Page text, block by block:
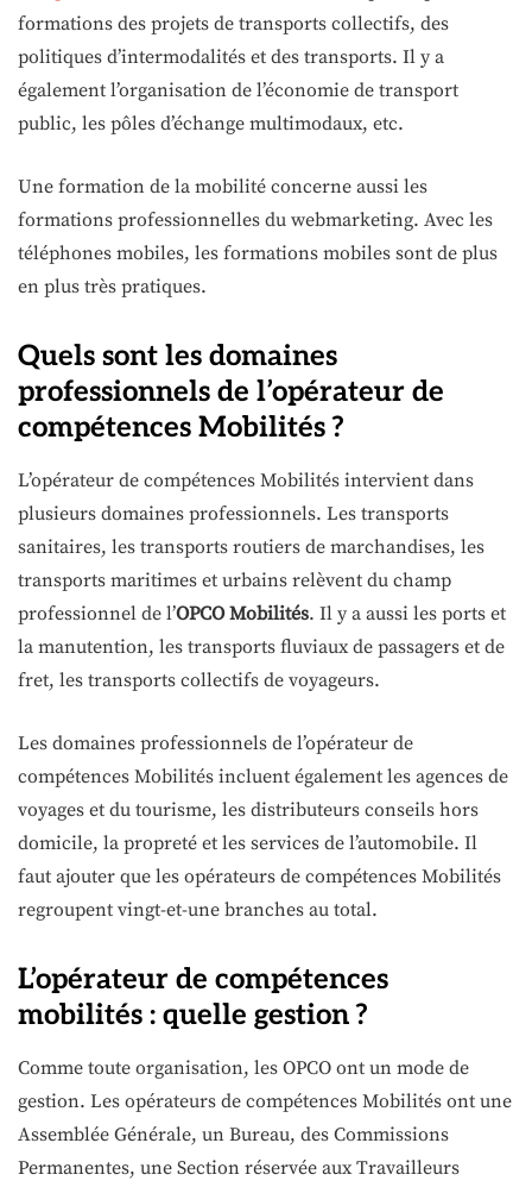
formations des projets de transports collectifs, des
politiques d’intermodalités et des transports. Il y a
également l’organisation de l’économie de transport
public, les pôles d’échange multimodaux, etc.
Une formation de la mobilité concerne aussi les
formations professionnelles du webmarketing. Avec les
téléphones mobiles, les formations mobiles sont de plus
en plus très pratiques.
Quels sont les domaines
professionnels de l’opérateur de
compétences Mobilités ?
L’opérateur de compétences Mobilités intervient dans
plusieurs domaines professionnels. Les transports
sanitaires, les transports routiers de marchandises, les
transports maritimes et urbains relèvent du champ
professionnel de l’OPCO Mobilités. Il y a aussi les ports et
la manutention, les transports fluviaux de passagers et de
fret, les transports collectifs de voyageurs.
Les domaines professionnels de l’opérateur de
compétences Mobilités incluent également les agences de
voyages et du tourisme, les distributeurs conseils hors
domicile, la propreté et les services de l’automobile. Il
faut ajouter que les opérateurs de compétences Mobilités
regroupent vingt-et-une branches au total.
L’opérateur de compétences
mobilités : quelle gestion ?
Comme toute organisation, les OPCO ont un mode de
gestion. Les opérateurs de compétences Mobilités ont une
Assemblée Générale, un Bureau, des Commissions
Permanentes, une Section réservée aux Travailleurs